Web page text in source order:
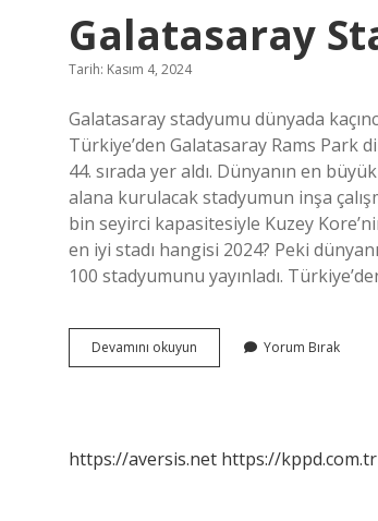
Galatasaray
Tarih: Kasım 4, 2024
Galatasaray stadyumu dünyada
Türkiye’den Galatasaray Rams Park
44. sırada yer aldı. Dünyanın en
alana kurulacak stadyumun inşa
bin seyirci kapasitesiyle Kuzey
en iyi stadı hangisi 2024? Peki
100 stadyumunu yayınladı.
Devamını okuyun Galatasaray
Stadı
Yorum Bırak
https://aversis.net https://kppd.com.tr